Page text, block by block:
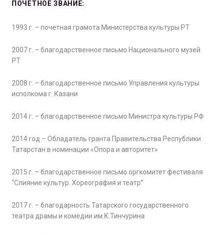
ПОЧЕТНОЕ ЗВАНИЕ:
1993 г. – почетная грамота Министерства культуры РТ
2007 г. – благодарственное письмо Национального музей
РТ
2008 г. – благодарственное письмо Управления культуры
исполкома г. Казани
2014 г. – благодарственное письмо Министра культуры РФ
2014 год – Обладатель гранта Правительства Республики
Татарстан в номинации «Опора и авторитет»
2015 г. – благодарственное письмо оргкомитет фестиваля
“Слияние культур. Хореография и театр”
2017 г. – благодарность Татарского государственного
театра драмы и комедии им.К.Тинчурина